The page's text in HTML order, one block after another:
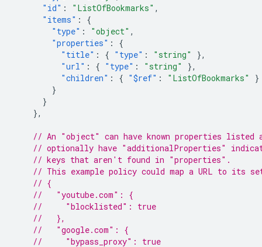
"id" : "ListOfBookmarks" ,
"items" :
{
"type" : "object" ,
"properties" :
{
"title" : { "type" : "string"
},
"url" : { "type" : "string"
},
"children" : { "$ref" : "ListOfBookmarks"
}
}
}
},
// An "object" can have known properties listed
// optionally have "additionalProperties"
// keys that aren't found in "properties".
// This example policy could map a URL to its
// {
//   "youtube.com": {
//     "blocklisted": true
//   },
//   "google.com": {
//     "bypass_proxy": true